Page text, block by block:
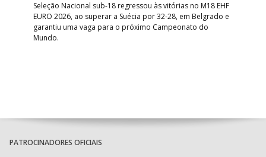
Seleção Nacional sub-18 regressou às vitórias no M18 EHF
EURO 2026, ao superar a Suécia por 32-28, em Belgrado e
garantiu uma vaga para o próximo Campeonato do
Mundo.
PATROCINADORES OFICIAIS